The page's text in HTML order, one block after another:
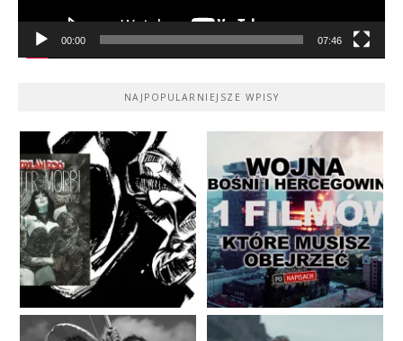
00:00 07:46
NAJPOPULARNIEJSZE WPISY